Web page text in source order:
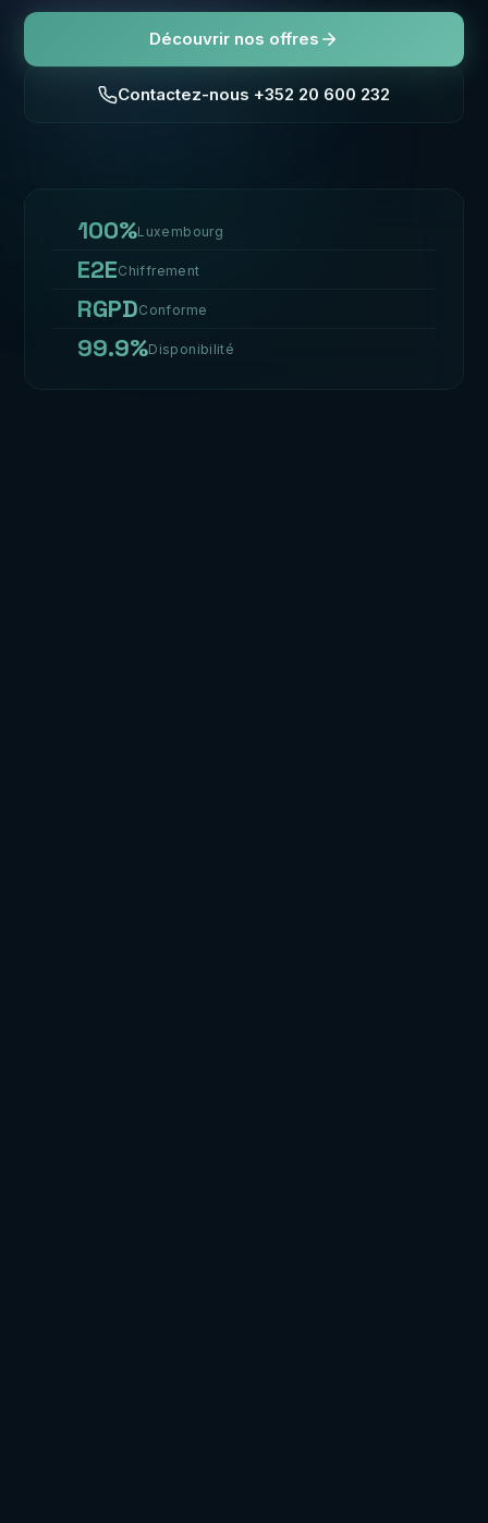
Découvrir nos offres
Contactez-nous +352 20 600 232
100%Luxembourg
E2EChiffrement
RGPDConforme
99.9%Disponibilité